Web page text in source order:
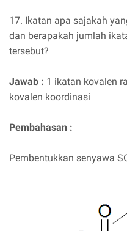
17. Ikatan apa sajakah
dan berapakah jumlah
tersebut?
Jawab : 1 ikatan kovalen
kovalen koordinasi
Pembahasan :
Pembentukkan senyawa